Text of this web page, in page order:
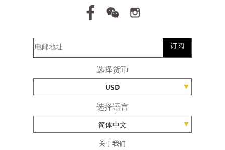
订阅
选择货币
USD
选择语言
简体中文
关于我们